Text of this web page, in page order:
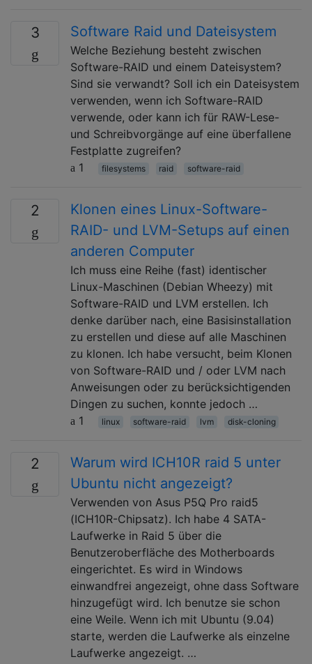
3 Software Raid und Dateisystem
Welche Beziehung besteht zwischen
Software-RAID und einem Dateisystem?
Sind sie verwandt? Soll ich ein Dateisystem
verwenden, wenn ich Software-RAID
verwende, oder kann ich für RAW-Lese-
und Schreibvorgänge auf eine überfallene
Festplatte zugreifen?
1
filesystems raid software-raid
2
Klonen eines Linux-Software-
RAID- und LVM-Setups auf einen
anderen Computer
Ich muss eine Reihe (fast) identischer
Linux-Maschinen (Debian Wheezy) mit
Software-RAID und LVM erstellen. Ich
denke darüber nach, eine Basisinstallation
zu erstellen und diese auf alle Maschinen
zu klonen. Ich habe versucht, beim Klonen
von Software-RAID und / oder LVM nach
Anweisungen oder zu berücksichtigenden
Dingen zu suchen, konnte jedoch …
1
linux software-raid lvm disk-cloning
2
Warum wird ICH10R raid 5 unter
Ubuntu nicht angezeigt?
Verwenden von Asus P5Q Pro raid5
(ICH10R-Chipsatz). Ich habe 4 SATA-
Laufwerke in Raid 5 über die
Benutzeroberfläche des Motherboards
eingerichtet. Es wird in Windows
einwandfrei angezeigt, ohne dass Software
hinzugefügt wird. Ich benutze sie schon
eine Weile. Wenn ich mit Ubuntu (9.04)
starte, werden die Laufwerke als einzelne
Laufwerke angezeigt. …